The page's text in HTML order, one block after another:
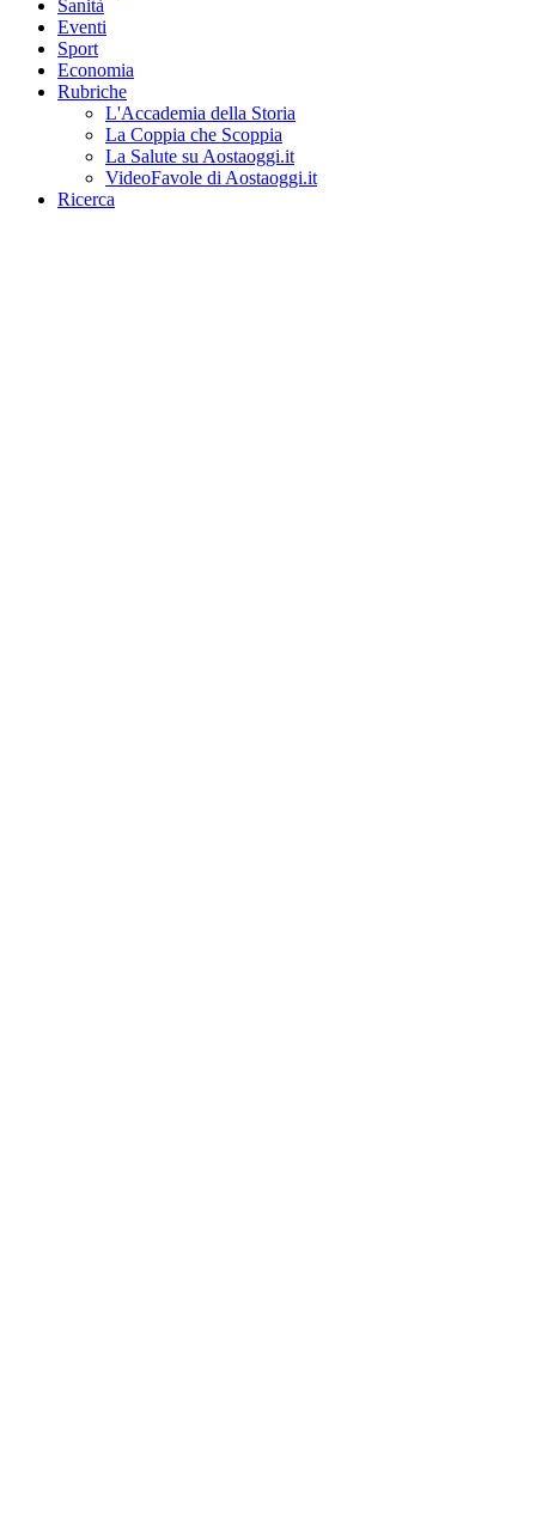
Sanità
Eventi
Sport
Economia
Rubriche
L'Accademia della Storia
La Coppia che Scoppia
La Salute su Aostaoggi.it
VideoFavole di Aostaoggi.it
Ricerca